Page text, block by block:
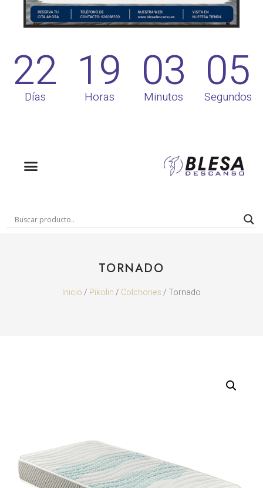
22
Días 19
Horas 03
Minutos 05
Segundos
TORNADO
Inicio/ Pikolin/ Colchones/ Tornado